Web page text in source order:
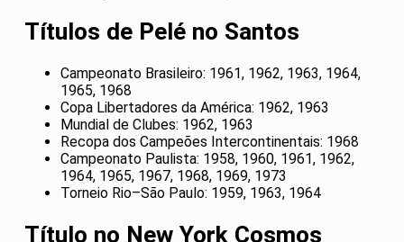
Títulos de Pelé no Santos
Campeonato Brasileiro: 1961, 1962, 1963, 1964,
1965, 1968
Copa Libertadores da América: 1962, 1963
Mundial de Clubes: 1962, 1963
Recopa dos Campeões Intercontinentais: 1968
Campeonato Paulista: 1958, 1960, 1961, 1962,
1964, 1965, 1967, 1968, 1969, 1973
Torneio Rio–São Paulo: 1959, 1963, 1964
Título no New York Cosmos